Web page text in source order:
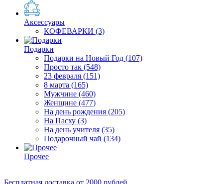
Аксессуары
КОФЕВАРКИ (3)
Подарки
Подарки на Новый Год (107)
Просто так (548)
23 февраля (151)
8 марта (165)
Мужчине (460)
Женщине (477)
На день рождения (205)
На Пасху (3)
На день учителя (35)
Подарочный чай (134)
Прочее
Бесплатная доставка от 2000 рублей